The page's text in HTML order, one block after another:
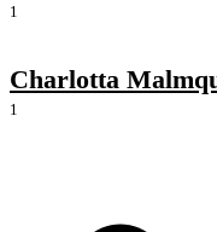
1
Charlotta
1